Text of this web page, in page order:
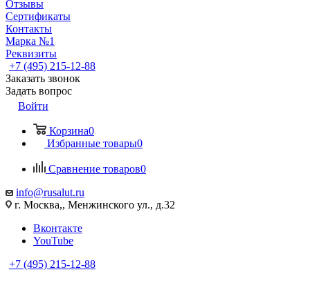
Отзывы
Сертификаты
Контакты
Марка №1
Реквизиты
+7 (495) 215-12-88
Заказать звонок
Задать вопрос
Войти
Корзина0
Избранные товары0
Сравнение товаров0
info@rusalut.ru
г. Москва,, Менжинского ул., д.32
Вконтакте
YouTube
+7 (495) 215-12-88